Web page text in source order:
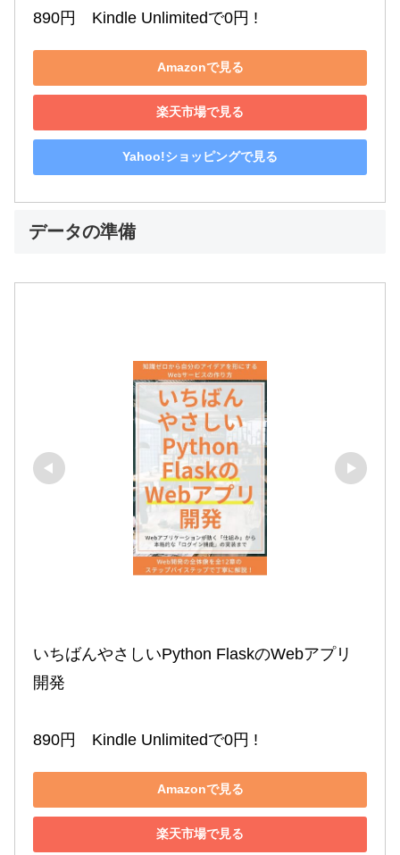
890円　Kindle Unlimitedで0円 !
Amazonで見る
楽天市場で見る
Yahoo!ショッピングで見る
データの準備
いちばんやさしいPython FlaskのWebアプリ
開発
890円　Kindle Unlimitedで0円 !
Amazonで見る
楽天市場で見る